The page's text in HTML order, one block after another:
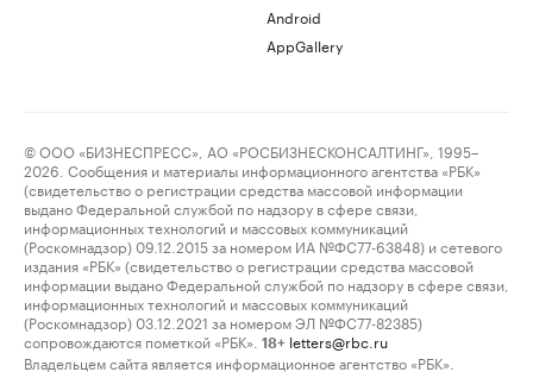
Android
AppGallery
© ООО «БИЗНЕСПРЕСС», АО «РОСБИЗНЕСКОНСАЛТИНГ», 1995–
2026. Сообщения и материалы информационного агентства «РБК»
(свидетельство о регистрации средства массовой информации
выдано Федеральной службой по надзору в сфере связи,
информационных технологий и массовых коммуникаций
(Роскомнадзор) 09.12.2015 за номером ИА №ФС77-63848) и сетевого
издания «РБК» (свидетельство о регистрации средства массовой
информации выдано Федеральной службой по надзору в сфере связи,
информационных технологий и массовых коммуникаций
(Роскомнадзор) 03.12.2021 за номером ЭЛ №ФС77-82385)
сопровождаются пометкой «РБК».
18+ letters@rbc.ru
Владельцем сайта является информационное агентство «РБК».